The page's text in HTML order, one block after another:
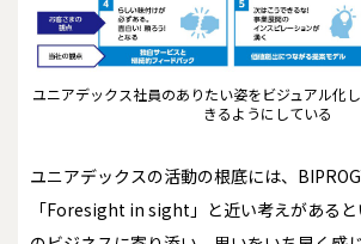
ユニアデックス社員のありたい姿をビジュアル化
きるようにしている
ユニアデックスの活動の根底には、
「Foresight in sight」と近い考えがあると